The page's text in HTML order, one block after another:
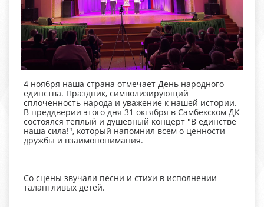
4 ноября наша страна отмечает День народного
единства. Праздник, символизирующий
сплоченность народа и уважение к нашей истории.
В преддверии этого дня 31 октября в Самбекском ДК
состоялся теплый и душевный концерт "В единстве
наша сила!", который напомнил всем о ценности
дружбы и взаимопонимания.
Со сцены звучали песни и стихи в исполнении
талантливых детей.